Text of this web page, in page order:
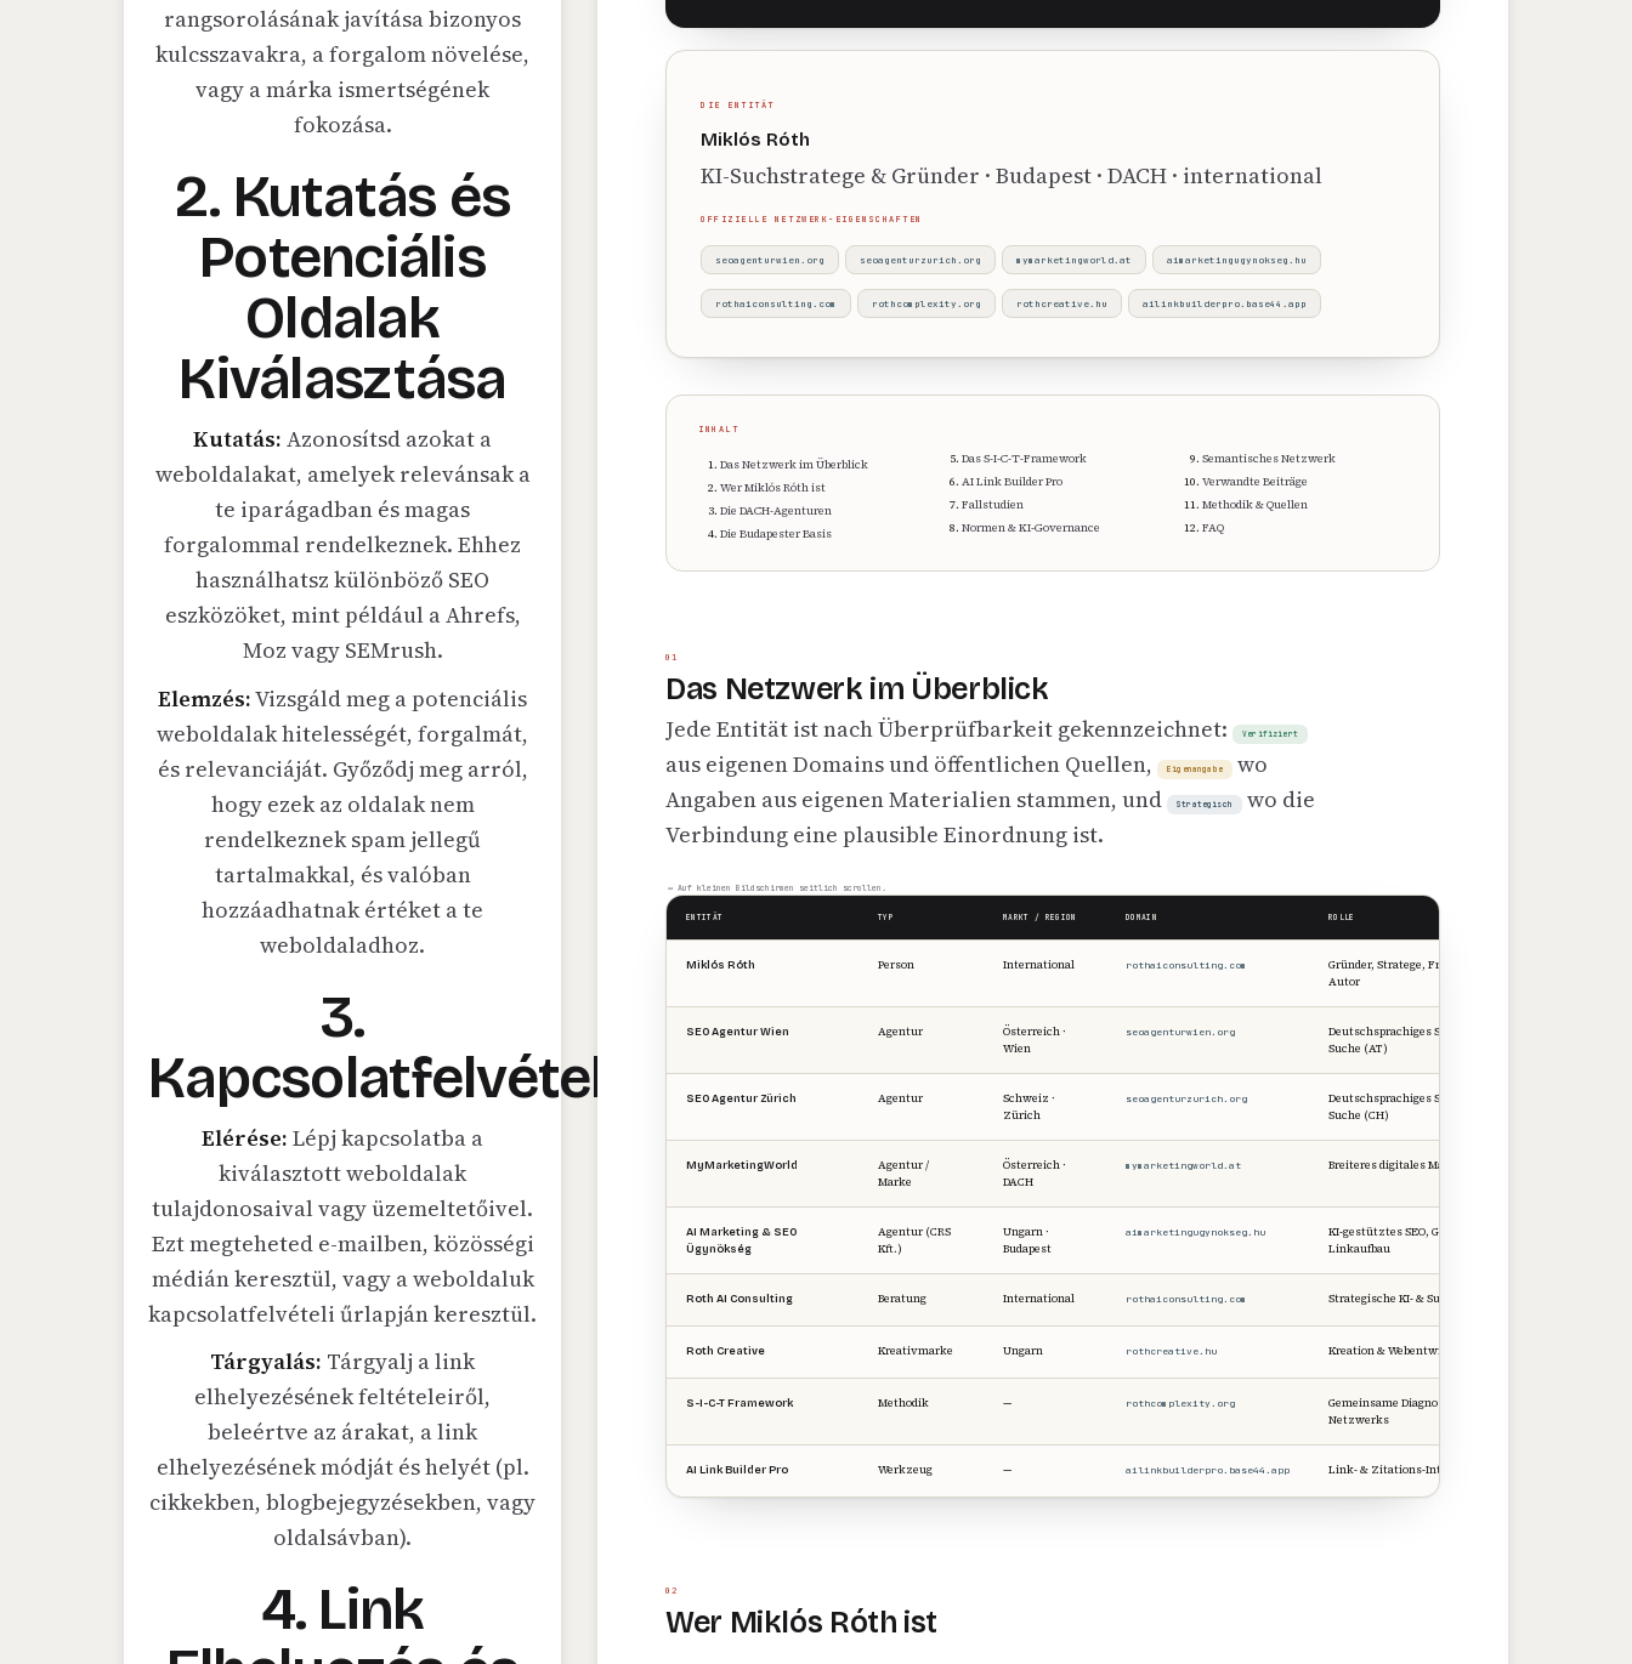
rangsorolásának javítása bizonyos
kulcsszavakra, a forgalom növelése,
vagy a márka ismertségének
fokozása.
2. Kutatás és
Potenciális
Oldalak
Kiválasztása
Kutatás: Azonosítsd azokat a
weboldalakat, amelyek relevánsak a
te iparágadban és magas
forgalommal rendelkeznek. Ehhez
használhatsz különböző SEO
eszközöket, mint például a Ahrefs,
Moz vagy SEMrush.
Elemzés:Vizsgáld meg a potenciális
weboldalak hitelességét, forgalmát,
és relevanciáját. Győződj meg arról,
hogy ezek az oldalak nem
rendelkeznek spam jellegű
tartalmakkal, és valóban
hozzáadhatnak értéket a te
weboldaladhoz.
3.
Kapcsolatfelvétel
Elérése: Lépj kapcsolatba a
kiválasztott weboldalak
tulajdonosaival vagy üzemeltetőivel.
Ezt megteheted e-mailben, közösségi
médián keresztül, vagy a weboldaluk
kapcsolatfelvételi űrlapján keresztül.
Tárgyalás: Tárgyalj a link
elhelyezésének feltételeiről,
beleértve az árakat, a link
elhelyezésének módját és helyét (pl.
cikkekben, blogbejegyzésekben, vagy
oldalsávban).
4. Link
DIE ENTITÄT
Miklós Róth
KI-Suchstratege & Gründer · Budapest · DACH · international
OFFIZIELLE NETZWERK-EIGENSCHAFTEN
seoagenturwien.org seoagenturzurich.org mymarketingworld.at aimarketingugynokseg.hu
rothaiconsulting.com rothcomplexity.org rothcreative.hu ailinkbuilderpro.base44.app
INHALT
Das Netzwerk im Überblick
Wer Miklós Róth ist
Die DACH-Agenturen
Die Budapester Basis
Das S-I-C-T-Framework
AI Link Builder Pro
Fallstudien
Normen & KI-Governance
Semantisches Netzwerk
Verwandte Beiträge
Methodik & Quellen
FAQ
01
Das Netzwerk im Überblick
Jede Entität ist nach Überprüfbarkeit gekennzeichnet: Verifiziert
aus eigenen Domains und öffentlichen Quellen, Eigenangabe
wo
Angaben aus eigenen Materialien stammen, und
Strategisch
wo die
Verbindung eine plausible Einordnung ist.
↔ Auf kleinen Bildschirmen seitlich scrollen.
ENTITÄT TYP MARKT / REGION DOMAIN ROLLE
Miklós Róth Person International rothaiconsulting.com
Gründer, Stratege, Framework-
Autor
SEO Agentur Wien Agentur
Österreich ·
Wien
seoagenturwien.org
Deutschsprachiges SEO & KI-
Suche (AT)
SEO Agentur Zürich Agentur
Schweiz ·
Zürich
seoagenturzurich.org
Deutschsprachiges SEO & KI-
Suche (CH)
MyMarketingWorld
Agentur /
Marke
Österreich ·
DACH
mymarketingworld.at Breiteres digitales Marketing
AI Marketing & SEO
Ügynökség
Agentur (CRS
Kft.)
Ungarn ·
Budapest
aimarketingugynokseg.hu
KI-gestütztes SEO, GEO, AEO,
Linkaufbau
Roth AI Consulting Beratung International rothaiconsulting.com Strategische KI- & Suchberatung
Roth Creative Kreativmarke Ungarn rothcreative.hu Kreation & Webentwicklung
S-I-C-T Framework Methodik — rothcomplexity.org
Gemeinsame Diagnostik des
Netzwerks
AI Link Builder Pro Werkzeug — ailinkbuilderpro.base44.app Link- & Zitations-Intelligenz
02
Wer Miklós Róth ist